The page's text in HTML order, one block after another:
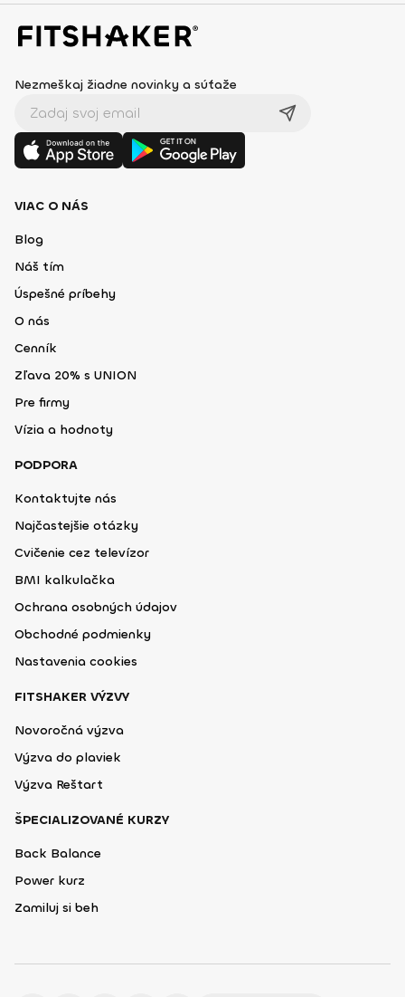
Nezmeškaj žiadne novinky a súťaže
VIAC O NÁS
Blog
Náš tím
Úspešné príbehy
O nás
Cenník
Zľava 20% s UNION
Pre firmy
Vízia a hodnoty
PODPORA
Kontaktujte nás
Najčastejšie otázky
Cvičenie cez televízor
BMI kalkulačka
Ochrana osobných údajov
Obchodné podmienky
Nastavenia cookies
FITSHAKER VÝZVY
Novoročná výzva
Výzva do plaviek
Výzva Reštart
ŠPECIALIZOVANÉ KURZY
Back Balance
Power kurz
Zamiluj si beh